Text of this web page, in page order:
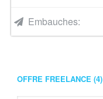
Embauches:
OFFRE FREELANCE (4)